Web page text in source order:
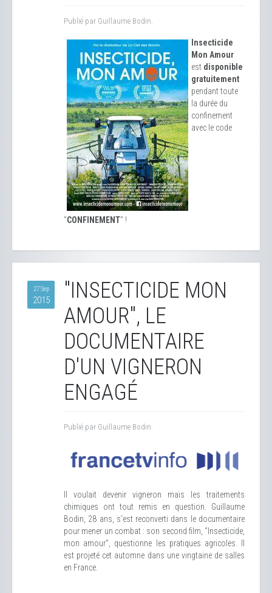
Publié par Guillaume Bodin.
Insecticide
Mon Amour
est disponible
gratuitement
pendant toute
la durée du
confinement
avec le code
"CONFINEMENT" !
27 Sep
2015
"INSECTICIDE MON
AMOUR", LE
DOCUMENTAIRE
D'UN VIGNERON
ENGAGÉ
Publié par Guillaume Bodin.
Il voulait devenir vigneron mais les traitements
chimiques ont tout remis en question. Guillaume
Bodin, 28 ans, s'est reconverti dans le documentaire
pour mener un combat : son second film, "Insecticide,
mon amour", questionne les pratiques agricoles. Il
est projeté cet automne dans une vingtaine de salles
en France.